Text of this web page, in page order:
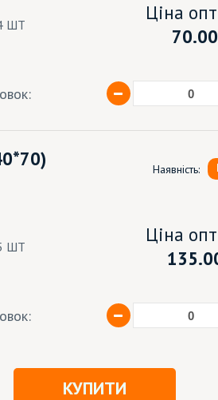
ШТ
Ціна
70.00
Наявність:
ШТ
Ціна
КУПИТИ